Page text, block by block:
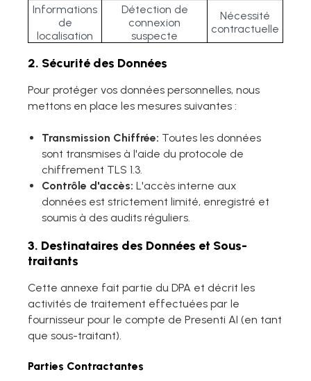
Informations
de
localisation
Détection de
connexion
suspecte
Nécessité
contractuelle
2. Sécurité des Données
Pour protéger vos données personnelles, nous
mettons en place les mesures suivantes :
Transmission Chiffrée: Toutes les données
sont transmises à l'aide du protocole de
chiffrement TLS 1.3.
Contrôle d'accès: L'accès interne aux
données est strictement limité, enregistré et
soumis à des audits réguliers.
3. Destinataires des Données et Sous-
traitants
Cette annexe fait partie du DPA et décrit les
activités de traitement effectuées par le
fournisseur pour le compte de Presenti AI (en tant
que sous-traitant).
Parties Contractantes